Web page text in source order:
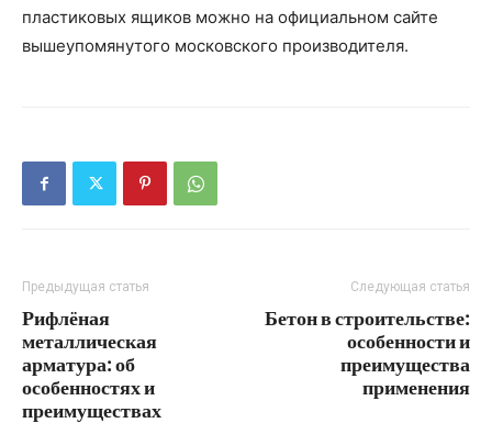
пластиковых ящиков можно на официальном сайте
вышеупомянутого московского производителя.
Предыдущая статья
Рифлёная
металлическая
арматура: об
особенностях и
преимуществах
Следующая статья
Бетон в строительстве:
особенности и
преимущества
применения